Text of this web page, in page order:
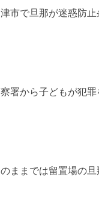
市で旦那が迷惑防
署から子どもが犯
ままでは留置場の